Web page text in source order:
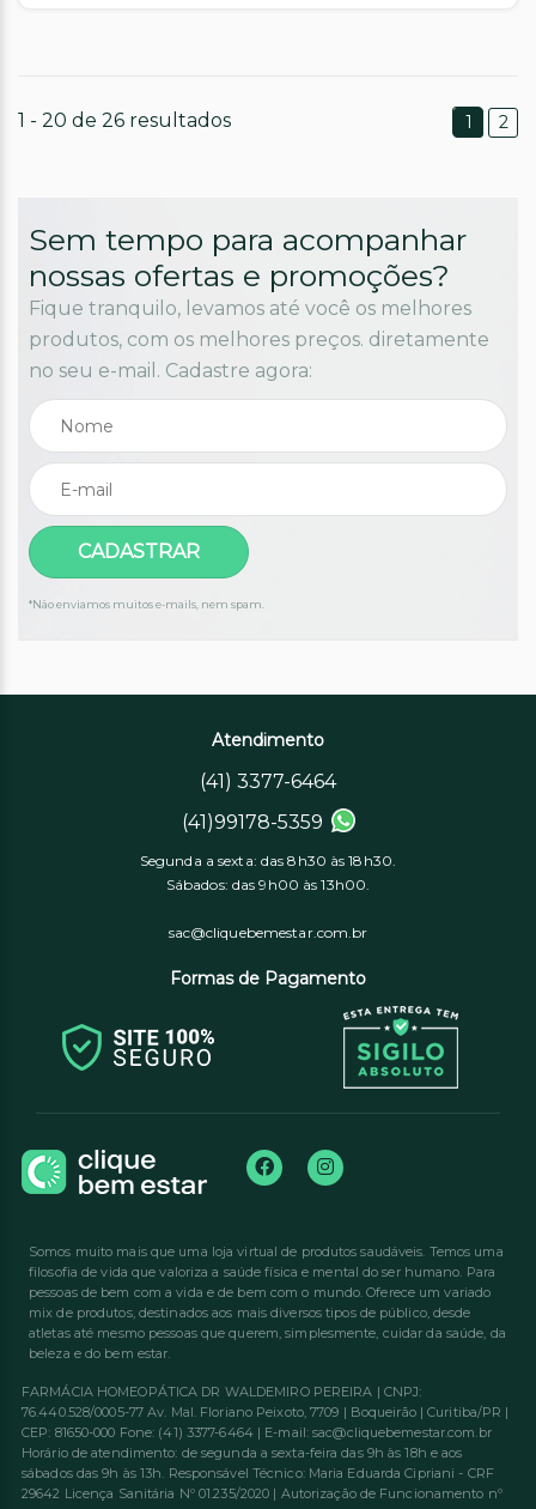
1 - 20 de 26 resultados 1 2
Sem tempo para acompanhar
nossas ofertas e promoções?
Fique tranquilo, levamos até você os melhores
produtos, com os melhores preços. diretamente
no seu e-mail. Cadastre agora:
*Não enviamos muitos e-mails, nem spam.
Atendimento
(41) 3377-6464
(41)99178-5359
Segunda a sexta: das 8h30 às 18h30.
Sábados: das 9h00 às 13h00.
sac@cliquebemestar.com.br
Formas de Pagamento
Somos muito mais que uma loja virtual de produtos saudáveis. Temos uma
filosofia de vida que valoriza a saúde física e mental do ser humano. Para
pessoas de bem com a vida e de bem com o mundo. Oferece um variado
mix de produtos, destinados aos mais diversos tipos de público, desde
atletas até mesmo pessoas que querem, simplesmente, cuidar da saúde, da
beleza e do bem estar.
FARMÁCIA HOMEOPÁTICA DR WALDEMIRO PEREIRA | CNPJ:
76.440.528/0005-77 Av. Mal. Floriano Peixoto, 7709 | Boqueirão | Curitiba/PR |
CEP: 81650-000 Fone: (41) 3377-6464 | E-mail: sac@cliquebemestar.com.br
Horário de atendimento: de segunda a sexta-feira das 9h às 18h e aos
sábados das 9h às 13h. Responsável Técnico: Maria Eduarda Cipriani - CRF
29642 Licença Sanitária Nº 01.235/2020 | Autorização de Funcionamento nº